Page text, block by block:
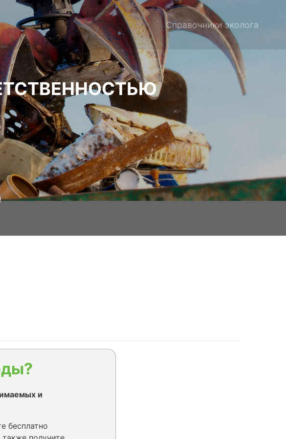
Справочники эколога
и
бесплатно